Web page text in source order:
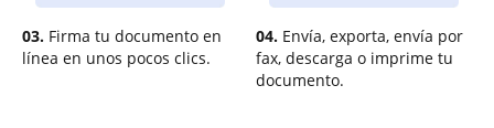
03. Firma tu documento en
línea en unos pocos clics.
04. Envía, exporta, envía por
fax, descarga o imprime tu
documento.